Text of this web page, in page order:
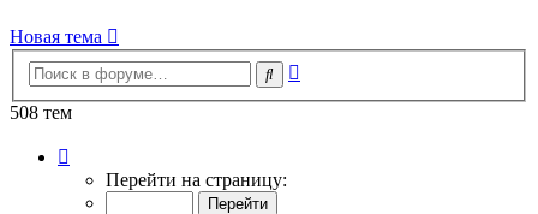
Новая тема
Поиск
508 тем
Перейти на страницу: